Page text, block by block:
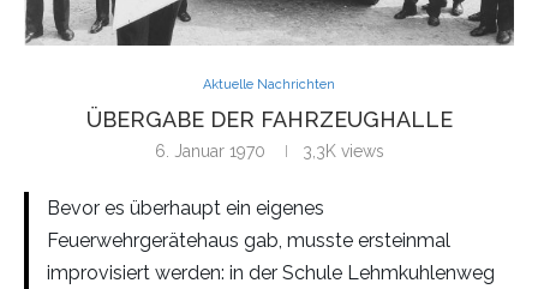
Aktuelle Nachrichten
ÜBERGABE DER FAHRZEUGHALLE
6. Januar 1970 3,3Kviews
Bevor es überhaupt ein eigenes
Feuerwehrgerätehaus gab, musste ersteinmal
improvisiert werden: in der Schule Lehmkuhlenweg